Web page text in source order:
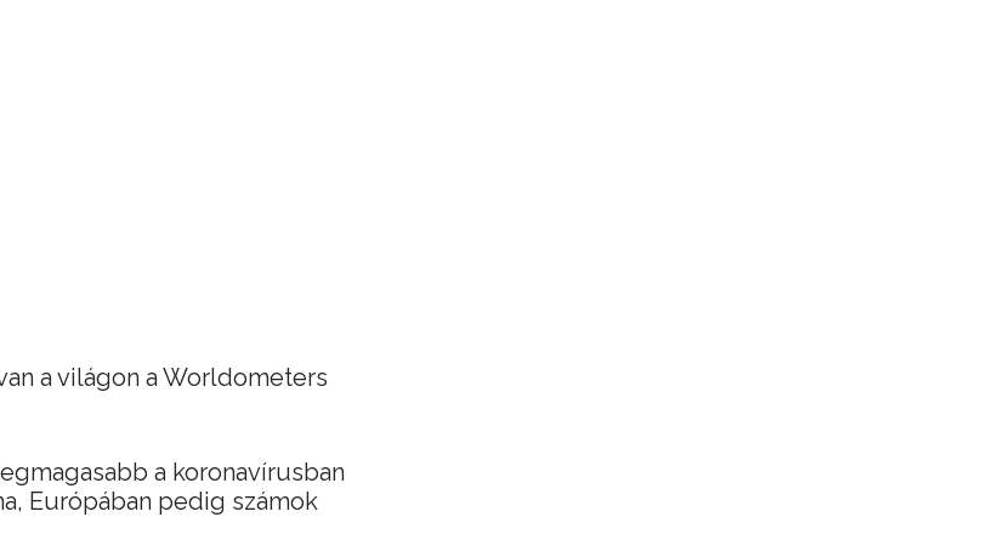
a világon a Worldometers
a koronavírusban
Európában pedig számok